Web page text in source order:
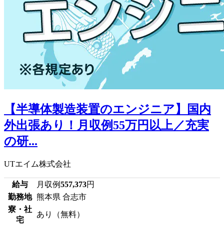
【半導体製造装置のエンジニア】国内
外出張あり！月収例55万円以上／充実
の研...
UTエイム株式会社
給与 月収例557,373円
勤務地 熊本県 合志市
寮・社
宅
あり（無料）